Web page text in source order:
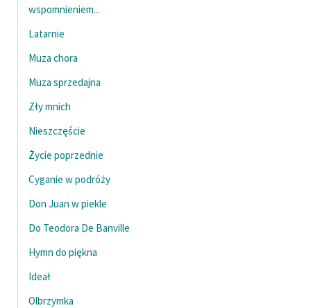
feministycznej
Ręce pełne poezji
twórców przechodzących
do domeny publicznej,
Starego Testamentu
Odkurzamy bohaterów
Lektur
O nas
O projekcie
wspomnieniem...
Latarnie
Muza chora
Muza sprzedajna
Zły mnich
Nieszczęście
Życie poprzednie
Cyganie w podróży
Don Juan w piekle
Do Teodora De Banville
Hymn do piękna
Ideał
Olbrzymka